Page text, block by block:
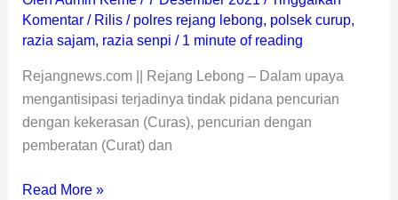
Komentar / Rilis/ polres rejang lebong, polsek curup,
razia sajam, razia senpi / 1 minute of reading
Rejangnews.com || Rejang Lebong – Dalam upaya
mengantisipasi terjadinya tindak pidana pencurian
dengan kekerasan (Curas), pencurian dengan
pemberatan (Curat) dan
Read More »